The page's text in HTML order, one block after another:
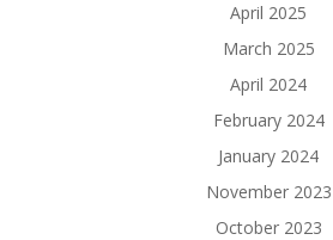
April 2025
March 2025
April 2024
February 2024
January 2024
November 2023
October 2023